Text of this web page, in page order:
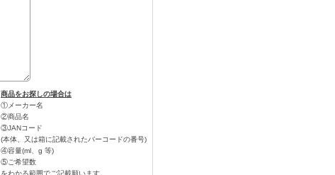
商品をお探しの場合は
①メーカー名
②商品名
③JANコード
(本体、又は箱に記載されたバーコードの番号)
④容量(ml、g 等)
⑤ご希望数
をわかる範囲でご記載願います。